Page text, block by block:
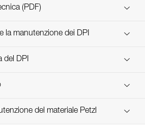
(PDF)
Technical Notice
la manutenzione dei DPI
scopri ePPEcentre
del DPI
harnais-PRO-procedure-IT
EPI-harnais-PRO-suivi-IT
del materiale Petzl